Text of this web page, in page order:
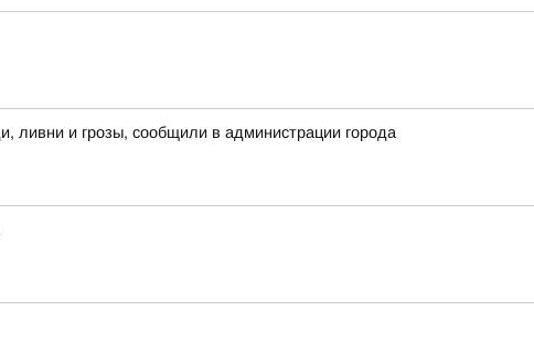
ливни и грозы, сообщили в администрации города